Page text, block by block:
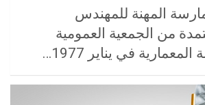
المهنة للمهندس
من الجمعية العمومية
في يناير 1977…